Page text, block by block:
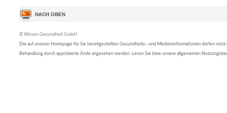
© Wissen Gesundheit GmbH
Die auf unserer Homepage für Sie bereitgestellten Gesundheits– und Medizininformationen dürfen nicht
Behandlung durch approbierte Ärzte angesehen werden. Lesen Sie bitte unsere allgemeinen